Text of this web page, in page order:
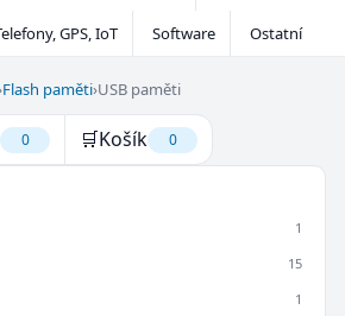
GPS, IoT Software Ostatní
Flash paměti›USB paměti
0 🛒Košík 0
1
15
1